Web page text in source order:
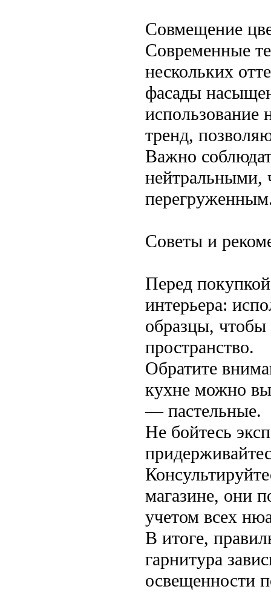
Совмещение
Современные
нескольких
фасады
использование
тренд,
Важно
нейтральными,
Советы и
Перед
интерьера:
образцы, чтобы
пространство.
Обратите
кухне можно
— пастельные.
Не бойтесь
магазине, они
учетом всех
В итоге,
гарнитура
освещенности